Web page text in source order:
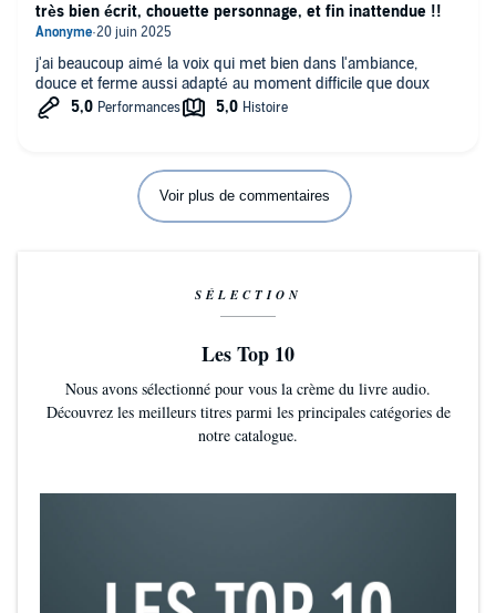
j'ai beaucoup aimé la voix qui met bien dans l'ambiance,
douce et ferme aussi adapté au moment difficile que doux
très bien écrit, chouette personnage, et fin inattendue !!
Voir plus de commentaires
SÉLECTION
Les Top 10
Nous avons sélectionné pour vous la crème du livre audio.
Découvrez les meilleurs titres parmi les principales catégories de
notre catalogue.